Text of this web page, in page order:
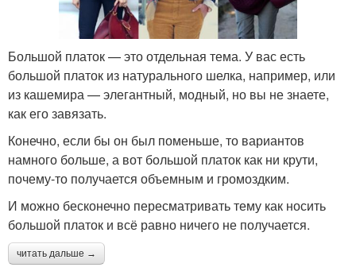
Большой платок — это отдельная тема. У вас есть
большой платок из натурального шелка, например, или
из кашемира — элегантный, модный, но вы не знаете,
как его завязать.
Конечно, если бы он был поменьше, то вариантов
намного больше, а вот большой платок как ни крути,
почему-то получается объемным и громоздким.
И можно бесконечно пересматривать тему как носить
большой платок и всё равно ничего не получается.
читать дальше →